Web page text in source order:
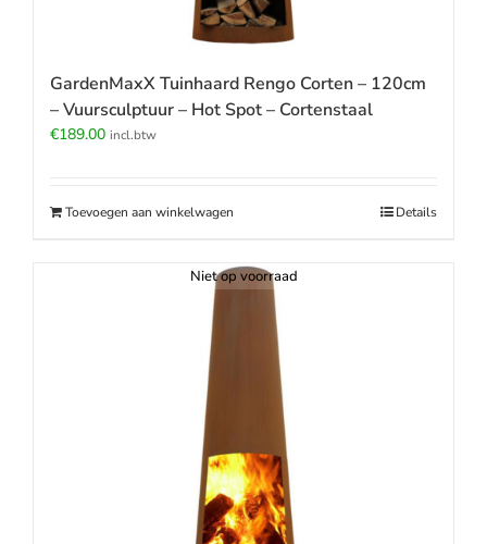
GardenMaxX Tuinhaard Rengo Corten – 120cm
– Vuursculptuur – Hot Spot – Cortenstaal
€189.00 incl.btw
Toevoegen aan winkelwagen Details
Niet op voorraad